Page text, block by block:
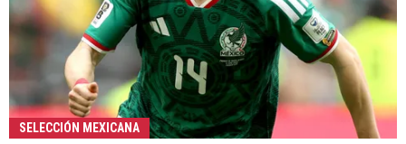
SELECCIÓN MEXICANA